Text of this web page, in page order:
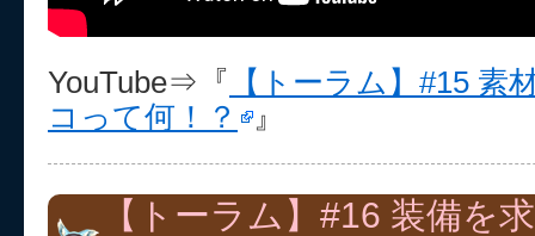
YouTube⇒『
【トーラム】#15
コって何！？
』
【トーラム】#16 装備を